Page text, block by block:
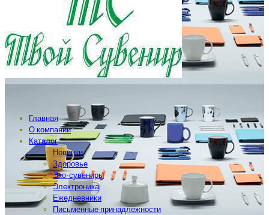
Главная
О компании
Каталог
Новинки
Здоровье
Эко-сувениры
Электроника
Ежедневники
Письменные принадлежности